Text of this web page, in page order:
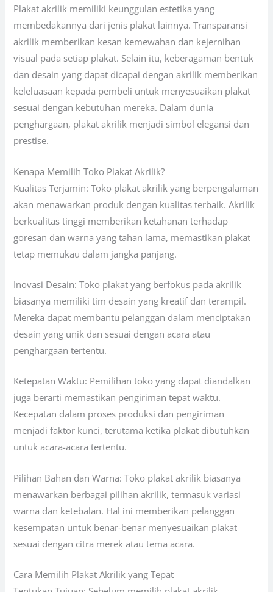
Plakat akrilik memiliki keunggulan estetika yang
membedakannya dari jenis plakat lainnya. Transparansi
akrilik memberikan kesan kemewahan dan kejernihan
visual pada setiap plakat. Selain itu, keberagaman bentuk
dan desain yang dapat dicapai dengan akrilik memberikan
keleluasaan kepada pembeli untuk menyesuaikan plakat
sesuai dengan kebutuhan mereka. Dalam dunia
penghargaan, plakat akrilik menjadi simbol elegansi dan
prestise.
Kenapa Memilih Toko Plakat Akrilik?
Kualitas Terjamin: Toko plakat akrilik yang berpengalaman
akan menawarkan produk dengan kualitas terbaik. Akrilik
berkualitas tinggi memberikan ketahanan terhadap
goresan dan warna yang tahan lama, memastikan plakat
tetap memukau dalam jangka panjang.
Inovasi Desain: Toko plakat yang berfokus pada akrilik
biasanya memiliki tim desain yang kreatif dan terampil.
Mereka dapat membantu pelanggan dalam menciptakan
desain yang unik dan sesuai dengan acara atau
penghargaan tertentu.
Ketepatan Waktu: Pemilihan toko yang dapat diandalkan
juga berarti memastikan pengiriman tepat waktu.
Kecepatan dalam proses produksi dan pengiriman
menjadi faktor kunci, terutama ketika plakat dibutuhkan
untuk acara-acara tertentu.
Pilihan Bahan dan Warna: Toko plakat akrilik biasanya
menawarkan berbagai pilihan akrilik, termasuk variasi
warna dan ketebalan. Hal ini memberikan pelanggan
kesempatan untuk benar-benar menyesuaikan plakat
sesuai dengan citra merek atau tema acara.
Cara Memilih Plakat Akrilik yang Tepat